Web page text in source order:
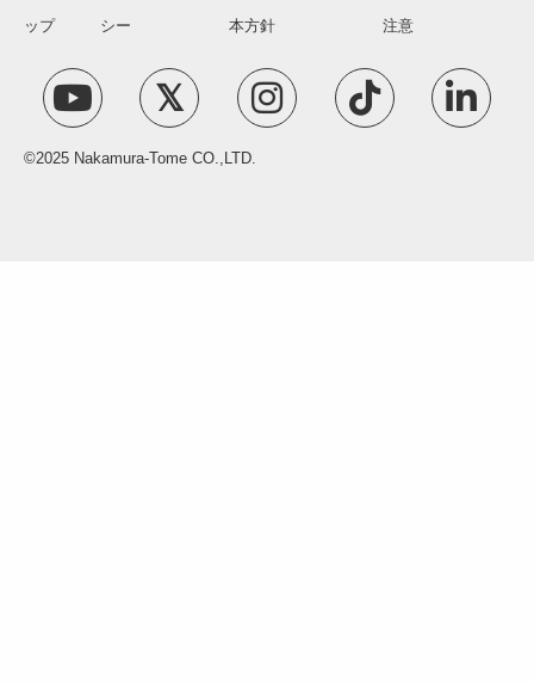
ップ
シー
本方針
注意
©2025 Nakamura-Tome CO.,LTD.